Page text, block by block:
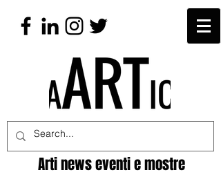
Arti news eventi e mostre